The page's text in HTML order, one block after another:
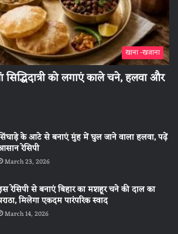
खाना -खजाना
सिद्धिदात्री को लगाएं काले चने, हलवा और
के आटे से बनाएं मुंह में घुल जाने वाला हलवा, पढ़ें
रेसिपी
March 23, 2026
रेसिपी से बनाएं बिहार का मशहूर चने की दाल का
मिलेगा एकदम पारंपरिक स्वाद
March 14, 2026